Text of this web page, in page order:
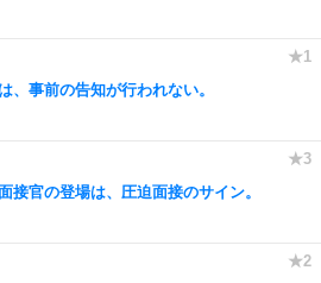
、事前の告知が行われない。
接官の登場は、圧迫面接のサイン。